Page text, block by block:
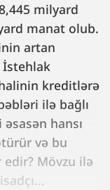
milyard
manat olub.
artan
kreditlərə
ilə bağlı
hansı
və bu
edir? Mövzu ilə